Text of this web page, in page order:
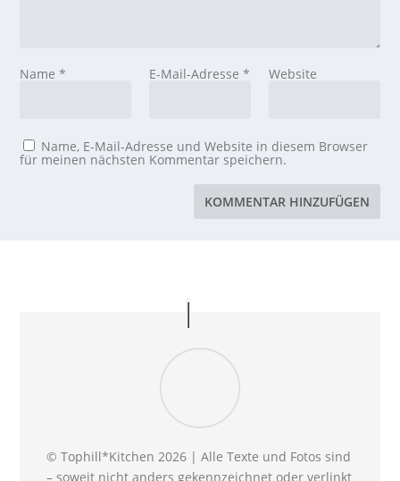
Name* E-Mail-Adresse * Website
Name, E-Mail-Adresse und Website in diesem Browser
für meinen nächsten Kommentar speichern.
© Tophill*Kitchen 2026 | Alle Texte und Fotos sind
– soweit nicht anders gekennzeichnet oder verlinkt